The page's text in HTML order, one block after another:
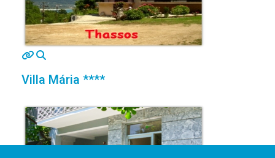
MOD_JTCS_VIEW_ARTICLE_LINK
Villa Mária ****